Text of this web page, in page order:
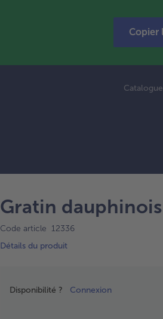
Copier
Catalogue
Gratin dauphinois
Code article 12336
Détails du produit
Disponibilité ? Connexion